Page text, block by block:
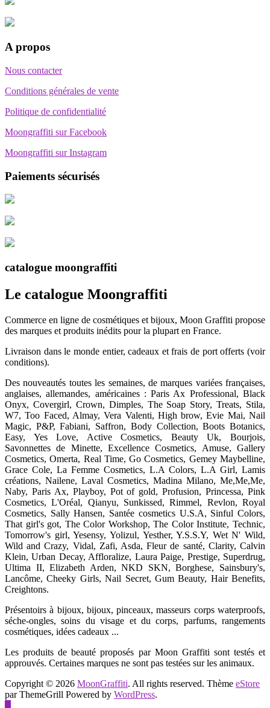
A propos
Nous contacter
Conditions générales de vente
Politique de confidentialité
Moongraffiti sur Facebook
Moongraffiti sur Instagram
Paiements sécurisés
catalogue moongraffiti
Le catalogue Moongraffiti
Commerce en ligne de cosmétiques et bijoux, Moon Graffiti propose
des marques et produits inédits pour la plupart en France.
Livraison dans le monde entier, cadeaux et frais de port offerts (voir
conditions).
Des nouveautés toutes les semaines, de marques variées françaises,
anglaises, allemandes, américaines : Paris Ax Professional, Black
Onyx, Covergirl, Crown, Dimples, The Soap Story, Treats, Stila,
W7, Too Faced, Almay, Vera Valenti, High brow, Evie Mai, Nail
Magic, P&P, Fabiani, Saffron, Body Collection, Boots Botanics,
Easy, Yes Love, Active Cosmetics, Beauty Uk, Bourjois,
Savonnettes de Minette, Excellence Cosmetics, Amuse, Gallery
Cosmetics, Omerta, Real Time, Go Cosmetics, Gemey Maybelline,
Grace Cole, La Femme Cosmetics, L.A Colors, L.A Girl, Lamis
créations, Nailene, Laval Cosmetics, Madina Milano, Me,Me,Me,
Naby, Paris Ax, Playboy, Pot of gold, Profusion, Princessa, Pink
Cosmetics, L'Oréal, Qianyu, Sunkissed, Rimmel, Revlon, Royal
Cosmetics, Sally Hansen, Santée cosmetics U.S.A, Sinful Colors,
That girl's got, The Color Workshop, The Color Institute, Technic,
Tomorrow's girl, Yesensy, Yolizul, Yesther, Y.S.S.Y, Wet N' Wild,
Wild and Crazy, Vidal, Zafi, Asda, Fleur de santé, Clarity, Calvin
Klein, Urban Decay, Affloralize, Laura Paige, Prestige, Superdrug,
Ultima II, Elizabeth Arden, NKD SKN, Borghese, Sainsbury's,
Lancôme, Cheeky Girls, Nail Secret, Gum Beauty, Hair Benefits,
Creightons.
Présentoirs à bijoux, bijoux, pinceaux, masseurs corps waterproofs,
séche-ongles, soins du visage et du corps, parfums, rangements
cosmétiques, idées cadeaux ...
Les produits de beauté proposés par Moon Graffiti sont testés et
approuvés. Certaines marques ne sont pas testées sur les animaux.
Copyright © 2026 MoonGraffiti. All rights reserved. Thème eStore
par ThemeGrill Powered by WordPress.